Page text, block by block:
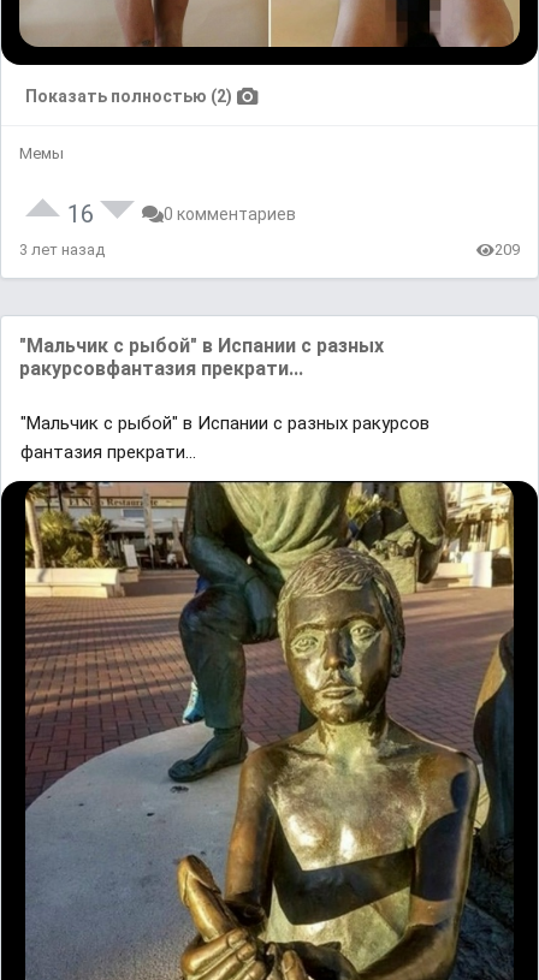
Показать полностью (2)
Мемы
16 0 комментариев
3 лет назад 209
"Мальчик с рыбой" в Испании с разных
ракурсовфантазия прекрати...
"Мальчик с рыбой" в Испании с разных ракурсов
фантазия прекрати...